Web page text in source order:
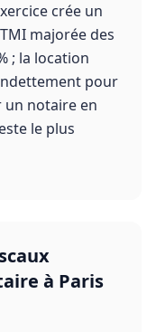
crée un
majorée des
; la location
pour
un notaire en
le plus
à Paris